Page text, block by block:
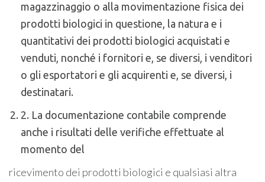
magazzinaggio o alla movimentazione fisica dei
prodotti biologici in questione, la natura e i
quantitativi dei prodotti biologici acquistati e
venduti, nonché i fornitori e, se diversi, i venditori
o gli esportatori e gli acquirenti e, se diversi, i
destinatari.
2. La documentazione contabile comprende
anche i risultati delle verifiche effettuate al
momento del
ricevimento dei prodotti biologici e qualsiasi altra